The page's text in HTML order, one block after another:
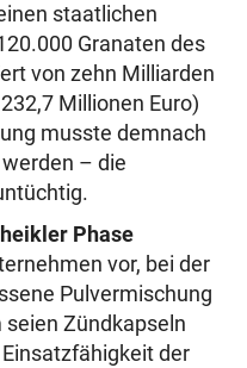
staatlichen
Granaten des
von zehn Milliarden
Millionen Euro)
musste demnach
– die
Phase
vor, bei der
Pulvermischung
Zündkapseln
der